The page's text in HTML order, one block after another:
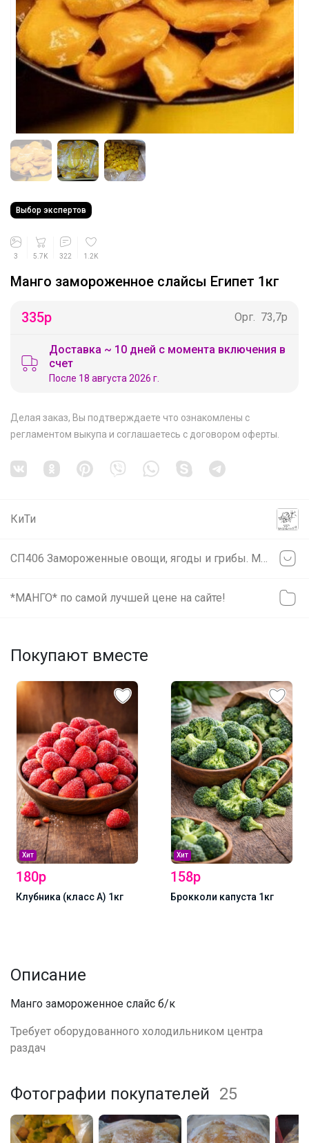
Выбор экспертов
3 5.7K 322 1.2K
Манго замороженное слайсы Египет 1кг
335р Орг. 73,7р
Доставка ~ 10 дней с момента включения в
счет
После 18 августа 2026 г.
Делая заказ, Вы подтверждаете что ознакомлены с
регламентом выкупа и соглашаетесь с договором оферты
КиТи
*МАНГО* по самой лучшей цене на сайте!
Покупают вместе
Хит
180р
Клубника (класс А) 1кг
Хит
158р
Брокколи капуста 1кг
Описание
Манго замороженное слайс б/к
Требует оборудованного холодильником центра
раздач
Фотографии покупателей 25